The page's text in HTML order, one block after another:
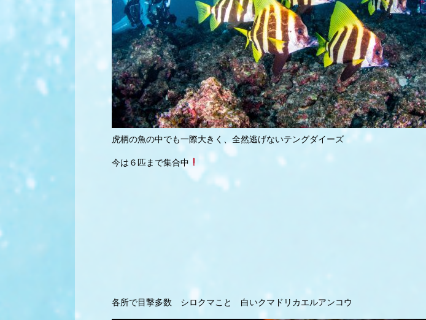
虎柄の魚の中でも一際大きく、全然逃げないテングダイーズ
今は６匹まで集合中
各所で目撃多数 シロクマこと 白いクマドリカエルアンコウ